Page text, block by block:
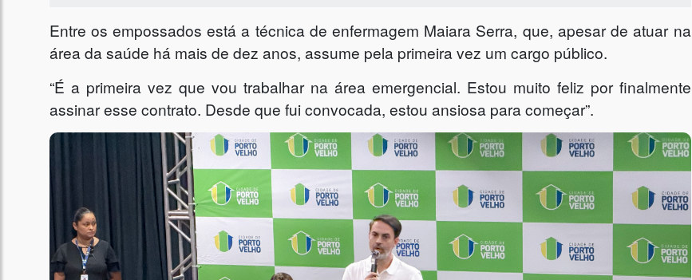
Entre os empossados está a técnica de enfermagem Maiara Serra, que, apesar de atuar na
área da saúde há mais de dez anos, assume pela primeira vez um cargo público.
“É a primeira vez que vou trabalhar na área emergencial. Estou muito feliz por finalmente
assinar esse contrato. Desde que fui convocada, estou ansiosa para começar”.